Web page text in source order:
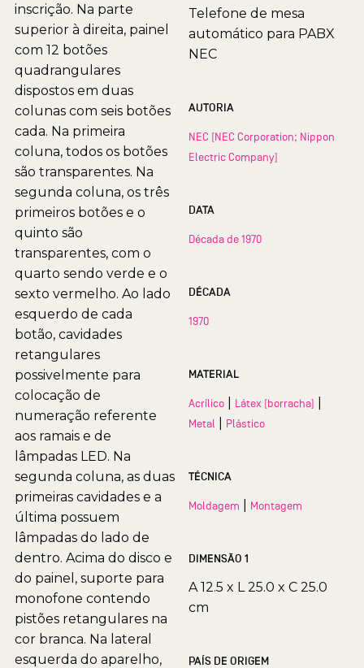
inscrição. Na parte
superior à direita, painel
com 12 botões
quadrangulares
dispostos em duas
colunas com seis botões
cada. Na primeira
coluna, todos os botões
são transparentes. Na
segunda coluna, os três
primeiros botões e o
quinto são
transparentes, com o
quarto sendo verde e o
sexto vermelho. Ao lado
esquerdo de cada
botão, cavidades
retangulares
possivelmente para
colocação de
numeração referente
aos ramais e de
lâmpadas LED. Na
segunda coluna, as duas
primeiras cavidades e a
última possuem
lâmpadas do lado de
dentro. Acima do disco e
do painel, suporte para
monofone contendo
pistões retangulares na
cor branca. Na lateral
esquerda do aparelho,
Telefone de mesa
automático para PABX
NEC
AUTORIA
NEC (NEC Corporation; Nippon
Electric Company)
DATA
Década de 1970
DÉCADA
1970
MATERIAL
Acrílico Látex (borracha)
Metal Plástico
TÉCNICA
Moldagem Montagem
DIMENSÃO 1
A 12.5 x L 25.0 x C 25.0
cm
PAÍS DE ORIGEM